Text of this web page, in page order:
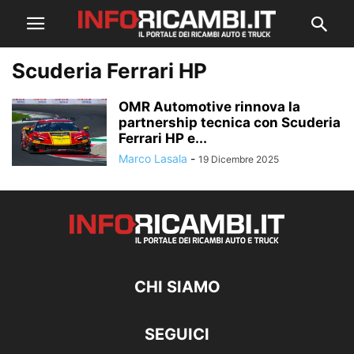
Scuderia Ferrari HP
OMR Automotive rinnova la
partnership tecnica con Scuderia
Ferrari HP e...
Marco Lasala - 19 Dicembre 2025
CHI SIAMO
SEGUICI